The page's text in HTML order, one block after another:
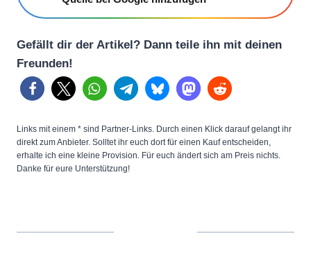
Gefällt dir der Artikel? Dann teile ihn mit deinen
Freunden!
Links mit einem * sind Partner-Links. Durch einen Klick darauf gelangt ihr
direkt zum Anbieter. Solltet ihr euch dort für einen Kauf entscheiden,
erhalte ich eine kleine Provision. Für euch ändert sich am Preis nichts.
Danke für eure Unterstützung!